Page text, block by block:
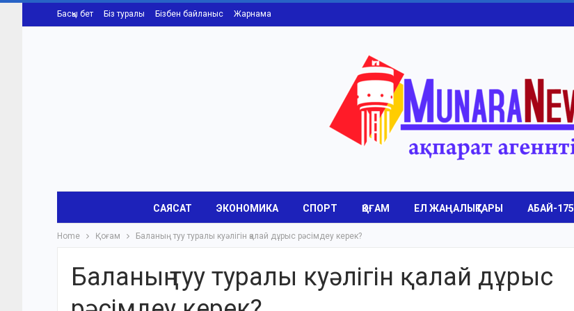
Басқы бет Біз туралы Бізбен байланыс Жарнама
САЯСАТ ЭКОНОМИКА СПОРТ ҚОҒАМ ЕЛ ЖАҢАЛЫҚТАРЫ АБАЙ-175
Home Қоғам Баланың туу туралы куәлігін қалай дұрыс рәсімдеу керек?
Баланың туу туралы куәлігін қалай дұрыс